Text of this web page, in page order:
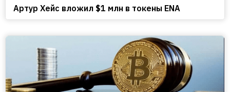
Артур Хейс вложил $1 млн в токены ENA